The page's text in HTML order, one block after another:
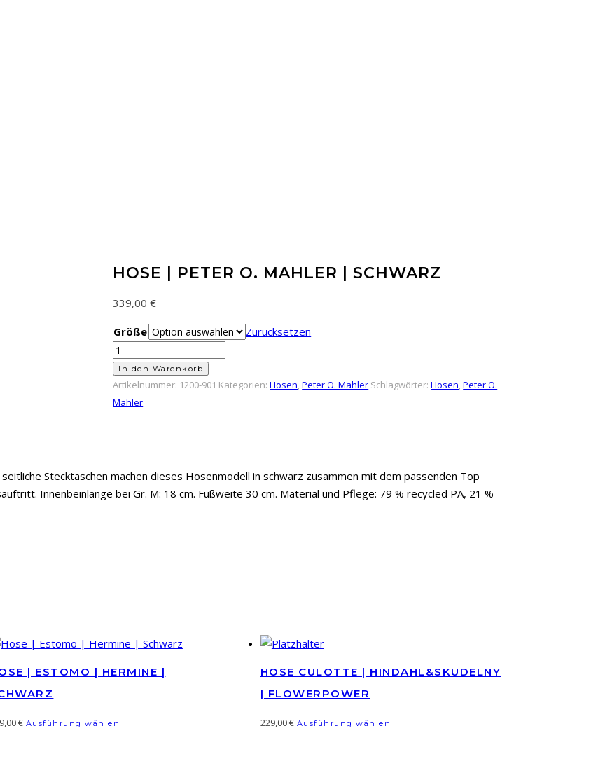
HOSE | PETER O. MAHLER | SCHWARZ
339,00€
Größe
Zurücksetzen
Hose
|
Peter
O.
Menge
In den Warenkorb
Artikelnummer: 1200-901 Kategorien:Hosen,Peter O. Mahler Schlagwörter:Hosen,Peter O.
Mahler
Stecktaschen machen dieses Hosenmodell in schwarz zusammen mit dem passenden Top
Innenbeinlänge bei Gr. M: 18 cm. Fußweite 30 cm. Material und Pflege: 79 % recycled PA, 21 %
| ESTOMO | HERMINE |
€ Ausführung wählen
HOSE CULOTTE | HINDAHL&SKUDELNY
| FLOWERPOWER
229,00€ Ausführung wählen